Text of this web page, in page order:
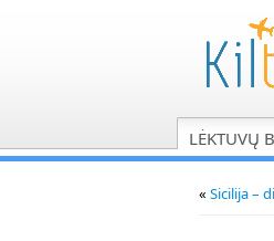
LĖKTUVŲ
« Sicilija –